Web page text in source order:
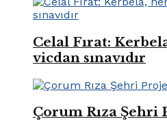
Celal Fırat:
vicdan sınavıdır
Çorum Rıza Şehri